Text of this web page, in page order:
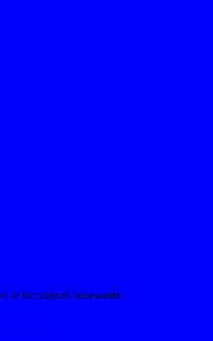
le istruzioni necessarie.